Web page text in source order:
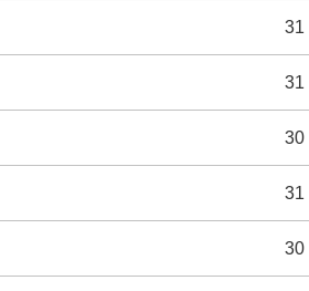
31
31
30
31
30